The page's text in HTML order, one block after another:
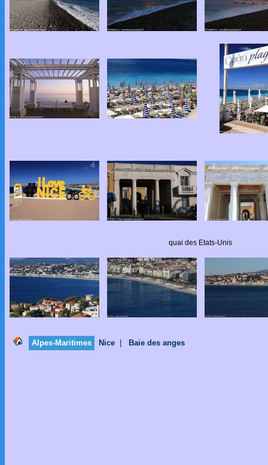
quai des Etats-Unis
Alpes-Maritimes Nice Baie des anges